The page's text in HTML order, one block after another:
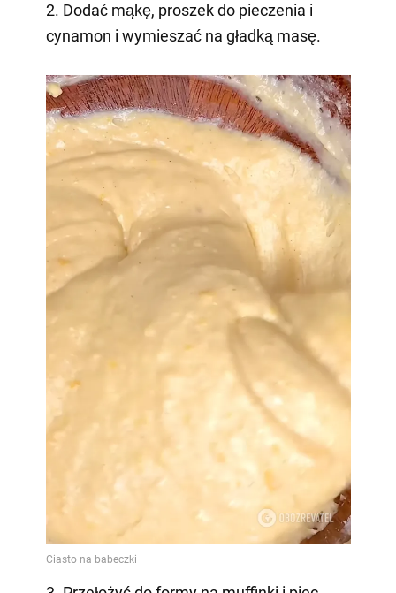
2. Dodać mąkę, proszek do pieczenia i
cynamon i wymieszać na gładką masę.